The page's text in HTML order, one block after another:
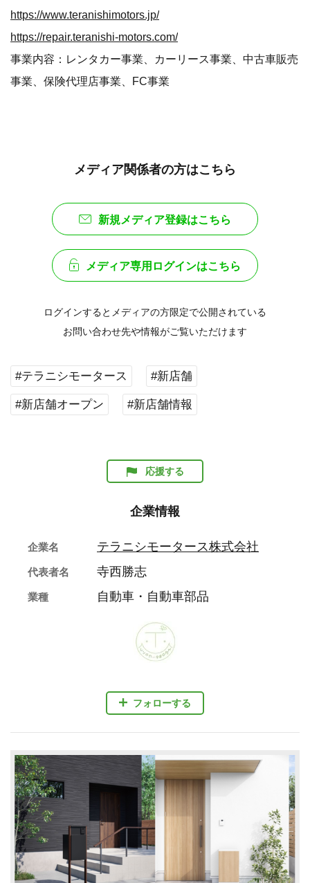
https://www.teranishimotors.jp/
https://repair.teranishi-motors.com/
事業内容：レンタカー事業、カーリース事業、中古車販売
事業、保険代理店事業、FC事業
メディア関係者の方はこちら
新規メディア登録はこちら
メディア専用ログインはこちら
ログインするとメディアの方限定で公開されている
お問い合わせ先や情報がご覧いただけます
#テラニシモータース #新店舗
#新店舗オープン #新店舗情報
応援する
企業情報
フォローする
企業名 テラニシモータース株式会社
代表者名 寺西勝志
業種 自動車・自動車部品